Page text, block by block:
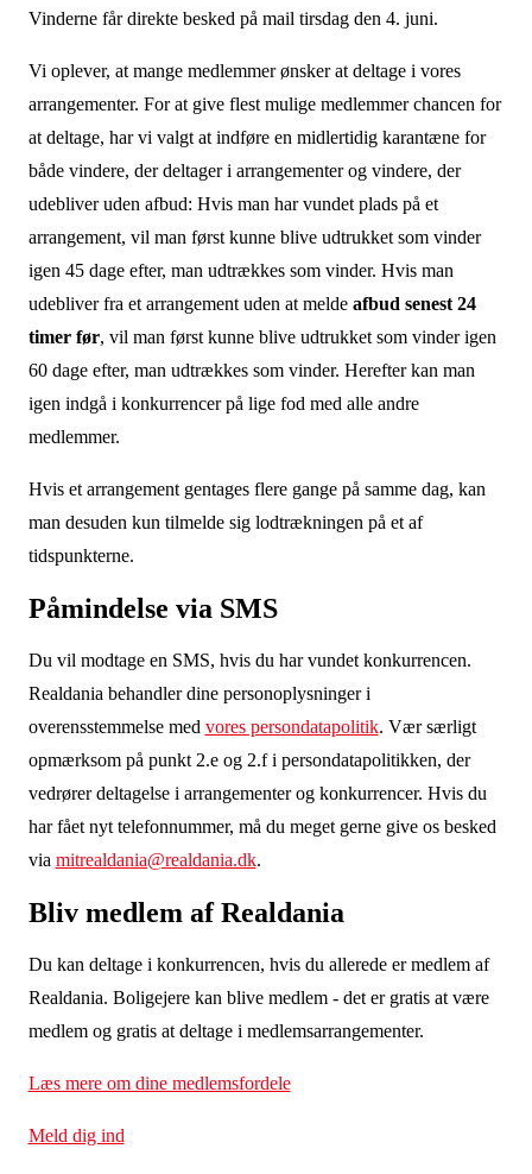
Vinderne får direkte besked på mail tirsdag den 4. juni.
Vi oplever, at mange medlemmer ønsker at deltage i vores
arrangementer. For at give flest mulige medlemmer chancen for
at deltage, har vi valgt at indføre en midlertidig karantæne for
både vindere, der deltager i arrangementer og vindere, der
udebliver uden afbud: Hvis man har vundet plads på et
arrangement, vil man først kunne blive udtrukket som vinder
igen 45 dage efter, man udtrækkes som vinder. Hvis man
udebliver fra et arrangement uden at melde afbud senest 24
timer før, vil man først kunne blive udtrukket som vinder igen
60 dage efter, man udtrækkes som vinder. Herefter kan man
igen indgå i konkurrencer på lige fod med alle andre
medlemmer.
Hvis et arrangement gentages flere gange på samme dag, kan
man desuden kun tilmelde sig lodtrækningen på et af
tidspunkterne.
Påmindelse via SMS
Du vil modtage en SMS, hvis du har vundet konkurrencen.
Realdania behandler dine personoplysninger i
overensstemmelse med vores persondatapolitik. Vær særligt
opmærksom på punkt 2.e og 2.f i persondatapolitikken, der
vedrører deltagelse i arrangementer og konkurrencer. Hvis du
har fået nyt telefonnummer, må du meget gerne give os besked
via mitrealdania@realdania.dk.
Bliv medlem af Realdania
Du kan deltage i konkurrencen, hvis du allerede er medlem af
Realdania. Boligejere kan blive medlem - det er gratis at være
medlem og gratis at deltage i medlemsarrangementer.
Læs mere om dine medlemsfordele
Meld dig ind